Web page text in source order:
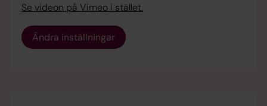
Se videon på Vimeo i stället.
Ändra inställningar